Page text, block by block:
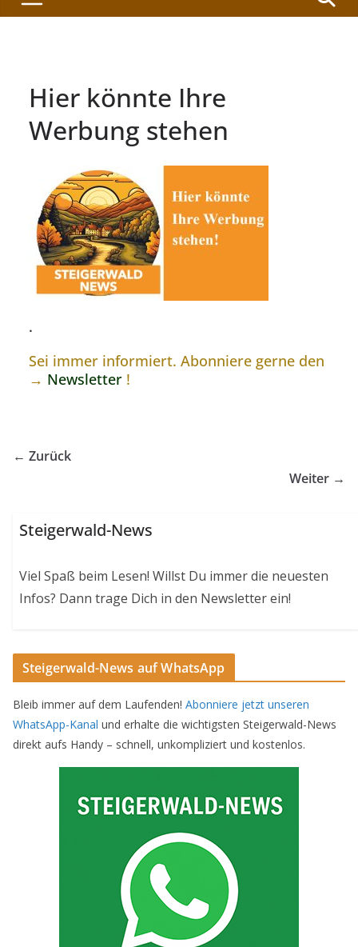
Hier könnte Ihre
Werbung stehen
.
Sei immer informiert. Abonniere gerne den
→ Newsletter !
← Zurück
Weiter →
Steigerwald-News
Viel Spaß beim Lesen! Willst Du immer die neuesten
Infos? Dann trage Dich in den Newsletter ein!
Steigerwald-News auf WhatsApp
Bleib immer auf dem Laufenden! Abonniere jetzt unseren
WhatsApp-Kanal und erhalte die wichtigsten Steigerwald-News
direkt aufs Handy – schnell, unkompliziert und kostenlos.